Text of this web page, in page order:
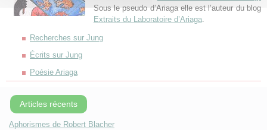
Sous le pseudo d’Ariaga elle est l’auteur du blog
Extraits du Laboratoire d’Ariaga.
Recherches sur Jung
Écrits sur Jung
Poésie Ariaga
Articles récents
Aphorismes de Robert Blacher